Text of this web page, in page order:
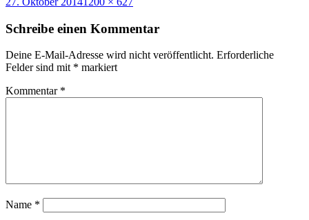
Schreibe einen Kommentar
Deine E-Mail-Adresse wird nicht veröffentlicht. Erforderliche
Felder sind mit * markiert
Kommentar *
Name *